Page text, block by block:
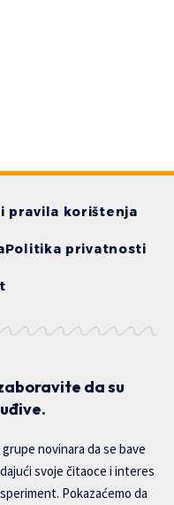
pravila korištenja
Politika privatnosti
da su
novinara da se bave
svoje čitaoce i interes
Pokazaćemo da